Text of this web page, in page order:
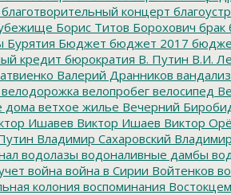
благотворительный концерт
Борис Титов Борохович брак
Бурятия Бюджет бюджет 2017
кредит бюрократия В. Путин В.И.
Валерий Дранников
велодорожка велопробег велосипед
дома ветхое жилье Вечерний
Ишавев Виктор Ишаев Виктор
Владимир Сахаровский
водолазы водоналивные дамбы
война война в Сирии Войтенков
колония воспоминания